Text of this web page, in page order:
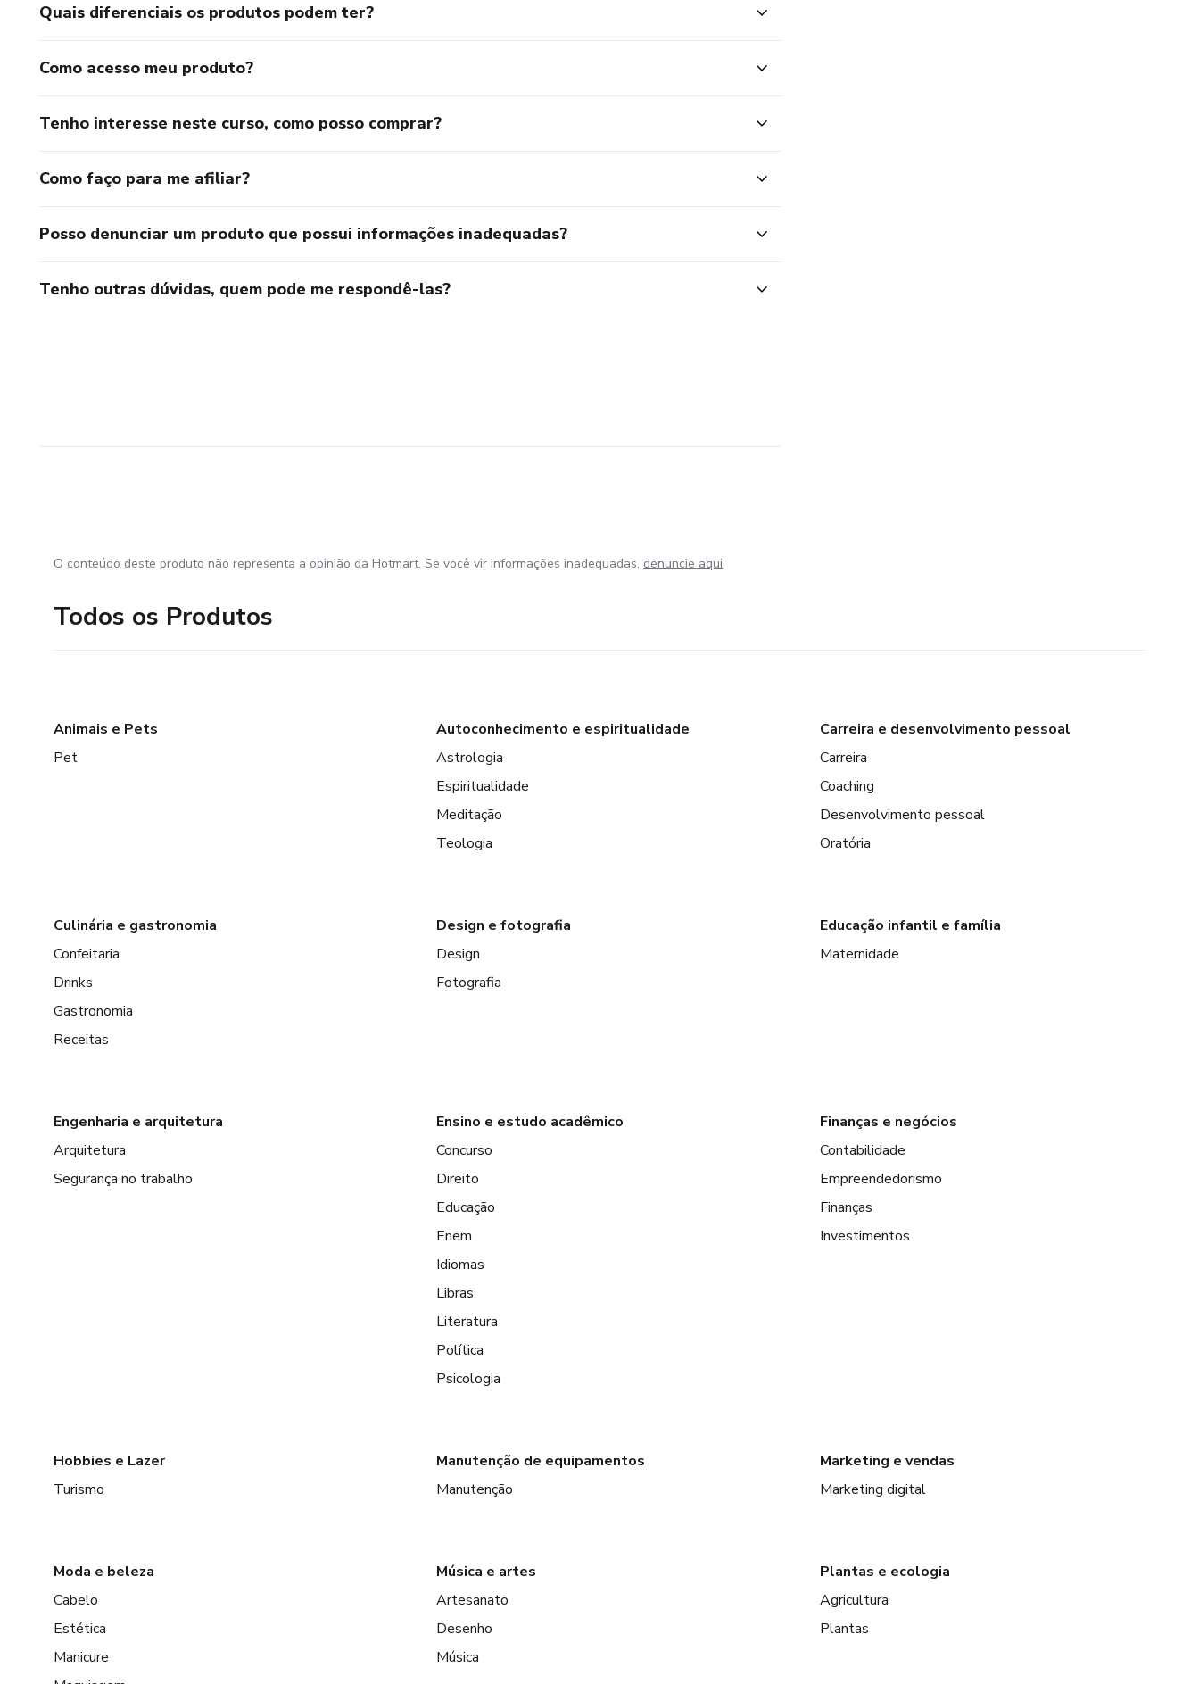
Quais diferenciais os produtos podem ter?
Como acesso meu produto?
Tenho interesse neste curso, como posso comprar?
Como faço para me afiliar?
Posso denunciar um produto que possui informações inadequadas?
Tenho outras dúvidas, quem pode me respondê-las?
O conteúdo deste produto não representa a opinião da Hotmart. Se você vir informações inadequadas, denuncie aqui
Todos os Produtos
Animais e Pets
Pet
Autoconhecimento e espiritualidade
Astrologia
Espiritualidade
Meditação
Teologia
Carreira e desenvolvimento pessoal
Carreira
Coaching
Desenvolvimento pessoal
Oratória
Culinária e gastronomia
Confeitaria
Drinks
Gastronomia
Receitas
Design e fotografia
Design
Fotografia
Educação infantil e família
Maternidade
Engenharia e arquitetura
Arquitetura
Segurança no trabalho
Ensino e estudo acadêmico
Concurso
Direito
Educação
Enem
Idiomas
Libras
Literatura
Política
Psicologia
Finanças e negócios
Contabilidade
Empreendedorismo
Finanças
Investimentos
Hobbies e Lazer
Turismo
Manutenção de equipamentos
Manutenção
Marketing e vendas
Marketing digital
Moda e beleza
Cabelo
Estética
Manicure
Música e artes
Artesanato
Desenho
Música
Plantas e ecologia
Agricultura
Plantas